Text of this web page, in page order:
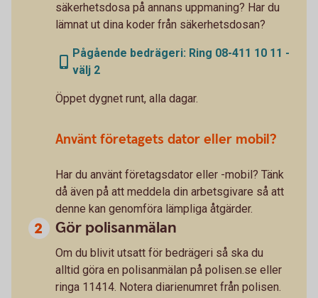
säkerhetsdosa på annans uppmaning? Har du
lämnat ut dina koder från säkerhetsdosan?
Pågående bedrägeri: Ring 08-411 10 11 -
välj 2
Öppet dygnet runt, alla dagar.
Använt företagets dator eller mobil?
Har du använt företagsdator eller -mobil? Tänk
då även på att meddela din arbetsgivare så att
denne kan genomföra lämpliga åtgärder.
Gör polisanmälan
Om du blivit utsatt för bedrägeri så ska du
alltid göra en polisanmälan på polisen.se eller
ringa 11414. Notera diarienumret från polisen.